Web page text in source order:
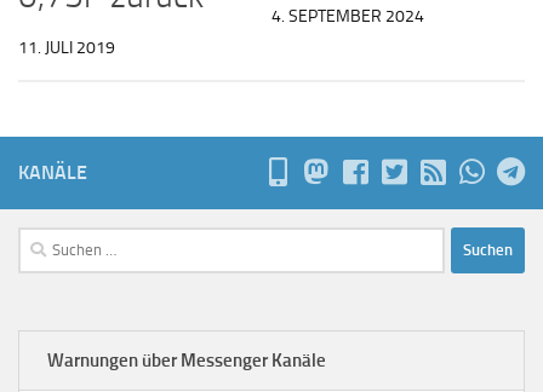
11. JULI 2019
4. SEPTEMBER 2024
KANÄLE
Suchen
nach:
Warnungen über Messenger Kanäle